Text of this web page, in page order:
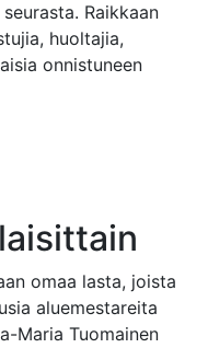
Raikkaan
huoltajia,
onnistuneen
omaa lasta, joista
aluemestareita
Maria Tuomainen